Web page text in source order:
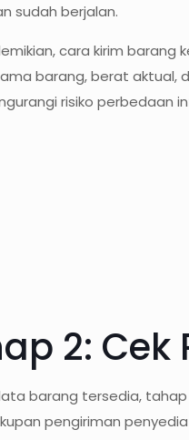
sudah berjalan.
cara kirim barang
barang, berat aktual,
risiko perbedaan
2:
barang tersedia,
pengiriman